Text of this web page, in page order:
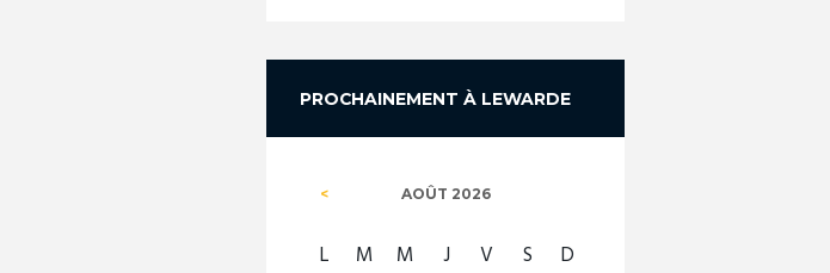
PROCHAINEMENT À LEWARDE
AOÛT 2026
L M M J V S
D